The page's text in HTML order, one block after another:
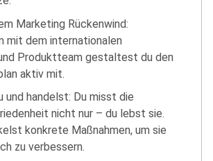
Marketing Rückenwind:
mit dem internationalen
Produktteam gestaltest du den
aktiv mit.
und handelst: Du misst die
nicht nur – du lebst sie.
konkrete Maßnahmen, um sie
zu verbessern.